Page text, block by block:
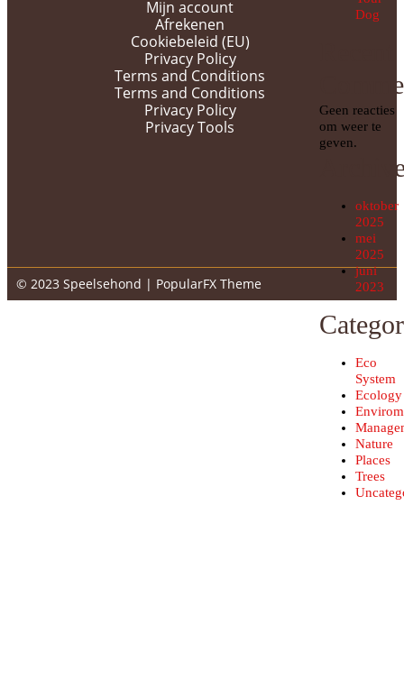
Dog
Geen reacties
om weer te
geven.
oktober
2025
mei
2025
juni
2023
Eco
System
Ecology
Nature
Places
Trees
Mijn account
Afrekenen
Cookiebeleid (EU)
Privacy Policy
Terms and Conditions
Terms and Conditions
Privacy Policy
Privacy Tools
© 2023 Speelsehond | PopularFX Theme